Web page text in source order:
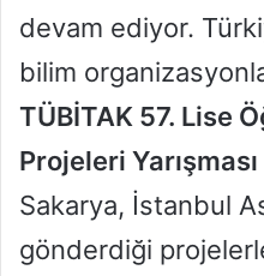
devam ediyor.
bilim
TÜBİTAK 57. Lise
Projeleri Yarışması
Sakarya, İstanbul
gönderdiği